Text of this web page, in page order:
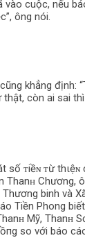
vào cuộc, nếu
ông nói.
khẳng định:
thật, còn ai sai
số ᴛiềɴ ᴛừ thιệɴ
Thanʜ Chương,
binh và
Tiền Phong
Mỹ, Thanʜ
so với báo